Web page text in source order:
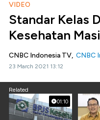
VIDEO
Standar Kelas
Kesehatan
CNBC Indonesia TV, CNBC
23 March 2021 13:12
Related
01:10